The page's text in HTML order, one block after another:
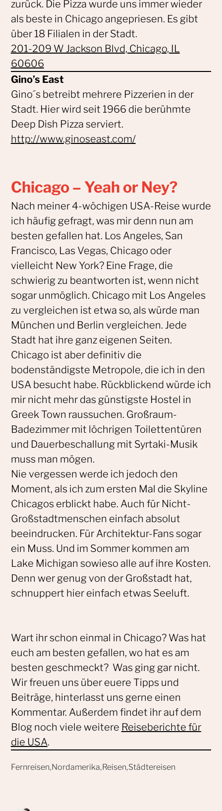
zurück. Die Pizza wurde uns immer wieder
als beste in Chicago angepriesen. Es gibt
über 18 Filialen in der Stadt.
201-209 W Jackson Blvd, Chicago, IL
60606
Gino’s East
Gino´s betreibt mehrere Pizzerien in der
Stadt. Hier wird seit 1966 die berühmte
Deep Dish Pizza serviert.
http://www.ginoseast.com/
Chicago – Yeah or Ney?
Nach meiner 4-wöchigen USA-Reise wurde
ich häufig gefragt, was mir denn nun am
besten gefallen hat. Los Angeles, San
Francisco, Las Vegas, Chicago oder
vielleicht New York? Eine Frage, die
schwierig zu beantworten ist, wenn nicht
sogar unmöglich. Chicago mit Los Angeles
zu vergleichen ist etwa so, als würde man
München und Berlin vergleichen. Jede
Stadt hat ihre ganz eigenen Seiten.
Chicago ist aber definitiv die
bodenständigste Metropole, die ich in den
USA besucht habe. Rückblickend würde ich
mir nicht mehr das günstigste Hostel in
Greek Town raussuchen. Großraum-
Badezimmer mit löchrigen Toilettentüren
und Dauerbeschallung mit Syrtaki-Musik
muss man mögen.
Nie vergessen werde ich jedoch den
Moment, als ich zum ersten Mal die Skyline
Chicagos erblickt habe. Auch für Nicht-
Großstadtmenschen einfach absolut
beeindrucken. Für Architektur-Fans sogar
ein Muss. Und im Sommer kommen am
Lake Michigan sowieso alle auf ihre Kosten.
Denn wer genug von der Großstadt hat,
schnuppert hier einfach etwas Seeluft.
Wart ihr schon einmal in Chicago? Was hat
euch am besten gefallen, wo hat es am
besten geschmeckt? Was ging gar nicht.
Wir freuen uns über euere Tipps und
Beiträge, hinterlasst uns gerne einen
Kommentar. Außerdem findet ihr auf dem
Blog noch viele weitere Reiseberichte für
die USA.